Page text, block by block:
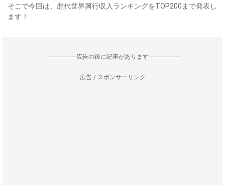
そこで今回は、歴代世界興行収入ランキングをTOP200まで発表し
ます！
--------------------広告の後に記事があります--------------------
広告 / スポンサーリンク